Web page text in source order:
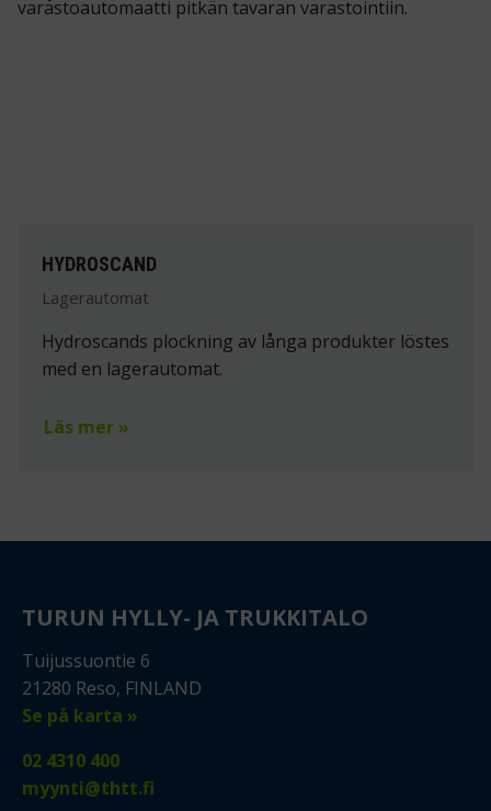
HYDROSCAND
Lagerautomat
Hydroscands plockning av långa produkter löstes
med en lagerautomat.
Läs mer »
TURUN HYLLY- JA TRUKKITALO
Tuijussuontie 6
21280 Reso, FINLAND
Se på karta »
02 4310 400
myynti@thtt.fi